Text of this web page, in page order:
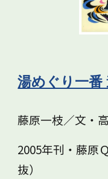
湯めぐり一番
藤原一枝／文・
2005年刊・藤原
抜）